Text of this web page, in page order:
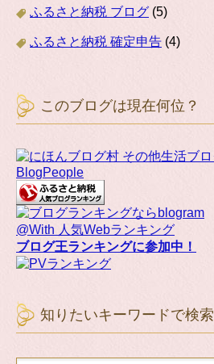
ふるさと納税 ブログ (5)
ふるさと納税 確定申告 (4)
このブログは現在何位？
BlogPeople
@With 人気Webランキング
ブログ王ランキングに参加中！
知りたいキーワードで検索